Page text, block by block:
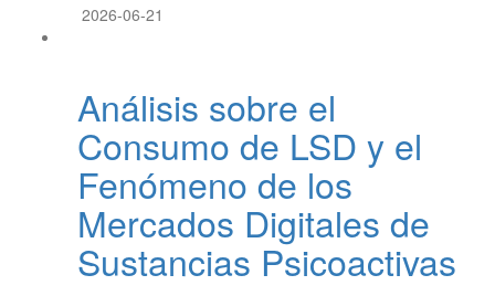
2026-06-21
Análisis sobre el
Consumo de LSD y el
Fenómeno de los
Mercados Digitales de
Sustancias Psicoactivas